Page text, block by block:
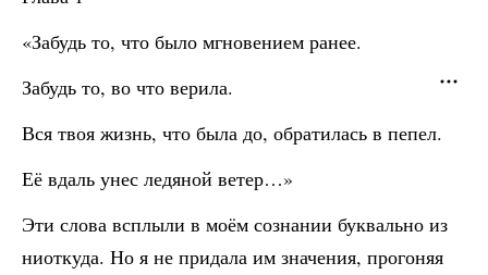
«Забудь то, что было мгновением ранее.
Забудь то, во что верила.
Вся твоя жизнь, что была до, обратилась в пепел.
Её вдаль унес ледяной ветер…»
Эти слова всплыли в моём сознании буквально из
ниоткуда. Но я не придала им значения, прогоняя